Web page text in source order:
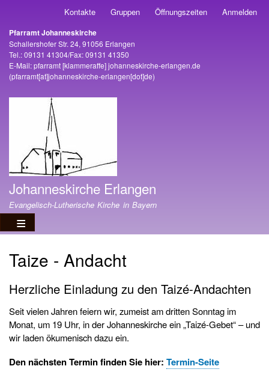
Kontakte Gruppen Öffnungszeiten Anmelden
Adresse
Pfarramt Johanneskirche
Schallershofer Str. 24, 91056 Erlangen
Tel.: 09131 41304/Fax: 09131 41350
E-Mail:pfarramt[klammeraffe]johanneskirche-erlangen.de
(pfarramt[at]johanneskirche-erlangen[dot]de)
Johanneskirche Erlangen
Evangelisch-Lutherische Kirche in Bayern
Taize - Andacht
Herzliche Einladung zu den Taizé-Andachten
Seit vielen Jahren feiern wir, zumeist am dritten Sonntag im
Monat, um 19 Uhr, in der Johanneskirche ein „Taizé-Gebet“ – und
wir laden ökumenisch dazu ein.
Den nächsten Termin finden Sie hier: Termin-Seite